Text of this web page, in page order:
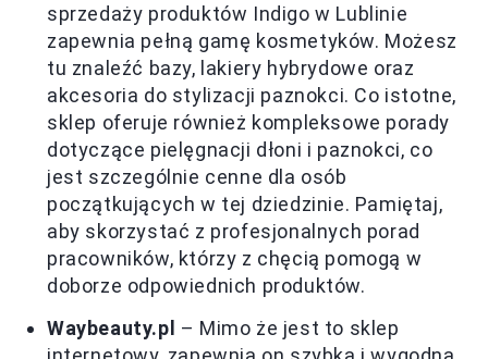
sprzedaży produktów Indigo w Lublinie
zapewnia pełną gamę kosmetyków. Możesz
tu znaleźć bazy, lakiery hybrydowe oraz
akcesoria do stylizacji paznokci. Co istotne,
sklep oferuje również kompleksowe porady
dotyczące pielęgnacji dłoni i paznokci, co
jest szczególnie cenne dla osób
początkujących w tej dziedzinie. Pamiętaj,
aby skorzystać z profesjonalnych porad
pracowników, którzy z chęcią pomogą w
doborze odpowiednich produktów.
Waybeauty.pl – Mimo że jest to sklep